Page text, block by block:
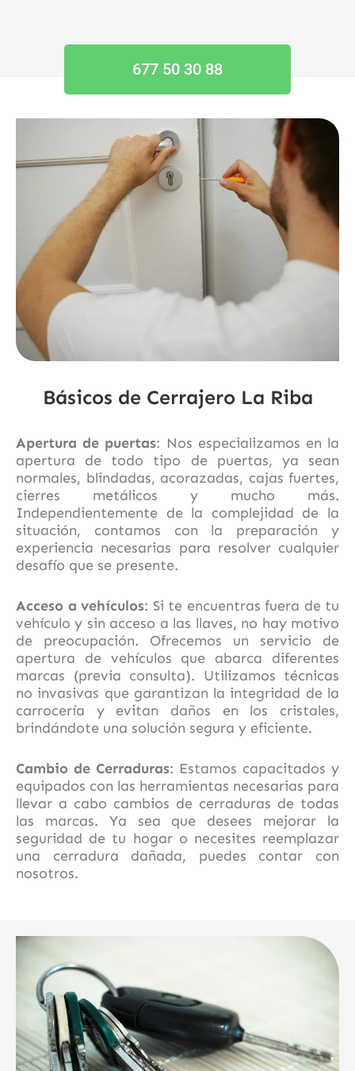
677 50 30 88
Básicos de Cerrajero La Riba
Apertura de puertas: Nos especializamos en la
apertura de todo tipo de puertas, ya sean
normales, blindadas, acorazadas, cajas fuertes,
cierres metálicos y mucho más.
Independientemente de la complejidad de la
situación, contamos con la preparación y
experiencia necesarias para resolver cualquier
desafío que se presente.
Acceso a vehículos: Si te encuentras fuera de tu
vehículo y sin acceso a las llaves, no hay motivo
de preocupación. Ofrecemos un servicio de
apertura de vehículos que abarca diferentes
marcas (previa consulta). Utilizamos técnicas
no invasivas que garantizan la integridad de la
carrocería y evitan daños en los cristales,
brindándote una solución segura y eficiente.
Cambio de Cerraduras: Estamos capacitados y
equipados con las herramientas necesarias para
llevar a cabo cambios de cerraduras de todas
las marcas. Ya sea que desees mejorar la
seguridad de tu hogar o necesites reemplazar
una cerradura dañada, puedes contar con
nosotros.